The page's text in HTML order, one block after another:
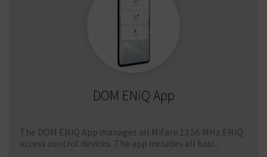
DOM ENiQ App
The DOM ENiQ App manages all Mifare 13.56 MHz ENiQ
access control devices. The app includes all basi...